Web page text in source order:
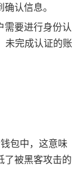
认信息。
需要进行身份认
未完成认证的账
包中，这意味
了被黑客攻击的